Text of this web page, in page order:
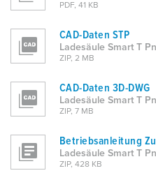
PDF, 41 KB
CAD-Daten STP
Ladesäule Smart T
ZIP, 2 MB
CAD-Daten 3D-DWG
Ladesäule Smart T
ZIP, 7 MB
Betriebsanleitung
Ladesäule Smart T
ZIP, 428 KB